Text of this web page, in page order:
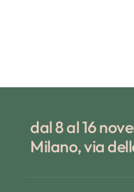
dal 8 al 16
Milano, via